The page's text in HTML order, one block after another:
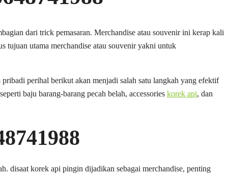
dari trick pemasaran. Merchandise atau souvenir ini kerap kali
tujuan utama merchandise atau souvenir yakni untuk
perihal berikut akan menjadi salah satu langkah yang efektif
baju barang-barang pecah belah, accessories korek api, dan
disaat korek api pingin dijadikan sebagai merchandise, penting